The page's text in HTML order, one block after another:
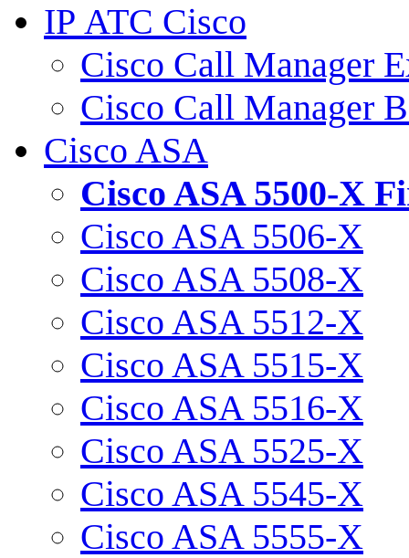
IP АТС Cisco
Cisco Call Manager
Cisco Call Manager
Cisco ASA
Cisco ASA 5500-X
Cisco ASA 5506-X
Cisco ASA 5508-X
Cisco ASA 5512-X
Cisco ASA 5515-X
Cisco ASA 5516-X
Cisco ASA 5525-X
Cisco ASA 5545-X
Cisco ASA 5555-X